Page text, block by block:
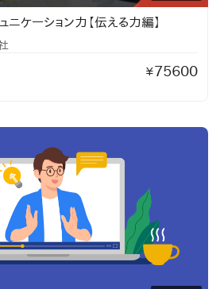
ニケーション力【伝える力編】
¥75600